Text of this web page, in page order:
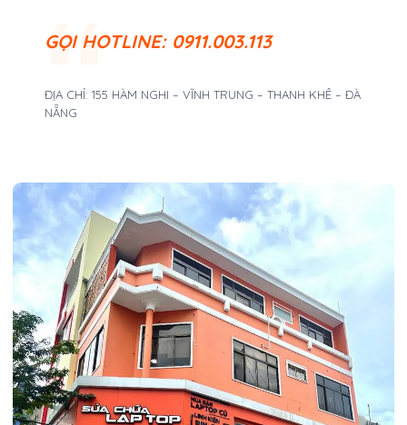
GỌI HOTLINE: 0911.003.113
ĐỊA CHỈ: 155 HÀM NGHI – VĨNH TRUNG – THANH KHÊ – ĐÀ
NẴNG